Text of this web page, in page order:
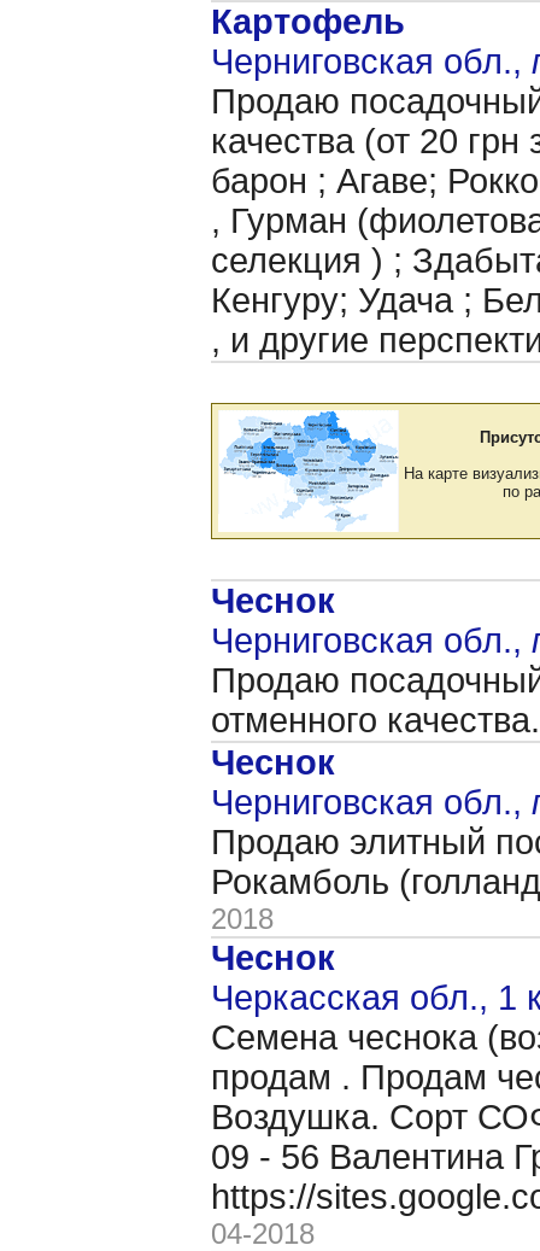
Картофель
Черниговская обл.,
Продаю
качества (от 20
барон ; Агаве;
, Гурман
селекция ) ;
Кенгуру; Удача ;
, и другие
На карте
по
Чеснок
Черниговская обл.,
Продаю
отменного
Чеснок
Черниговская обл.,
Продаю элитный
Рокамболь
2018
Чеснок
Черкасская обл., 1
Семена чеснока
продам . Продам
Воздушка. Сорт
09 - 56 Валентина
https://
04-2018